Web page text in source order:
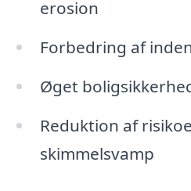
erosion
Forbedring af
Øget
Reduktion af
skimmelsvamp